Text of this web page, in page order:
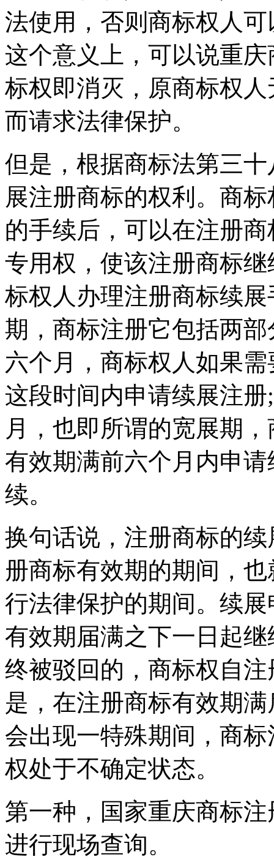
法使用，否则商标权人
这个意义上，可以说重
标权即消灭，原商标权
而请求法律保护。
但是，根据商标法第三
展注册商标的权利。商
的手续后，可以在注册
专用权，使该注册商标
标权人办理注册商标续
期，商标注册它包括两
六个月，商标权人如果
这段时间内申请续展注
月，也即所谓的宽展期
有效期满前六个月内申
续。
换句话说，注册商标的
册商标有效期的期间，
行法律保护的期间。续
有效期届满之下一日起
终被驳回的，商标权自
是，在注册商标有效期
会出现一特殊期间，商
权处于不确定状态。
第一种，国家重庆商标
进行现场查询。